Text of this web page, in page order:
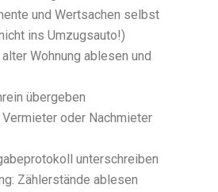
und Wertsachen selbst
ins Umzugsauto!)
Wohnung ablesen und
übergeben
oder Nachmieter
unterschreiben
Zählerstände ablesen